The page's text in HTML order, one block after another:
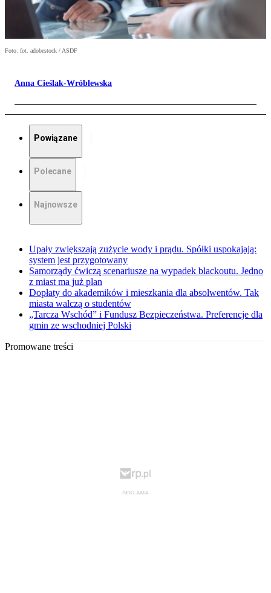
Foto: fot. adobestock / ASDF
Anna Cieślak-Wróblewska
Powiązane
Polecane
Najnowsze
Upały zwiększają zużycie wody i prądu. Spółki uspokajają:
system jest przygotowany
Samorządy ćwiczą scenariusze na wypadek blackoutu. Jedno
z miast ma już plan
Dopłaty do akademików i mieszkania dla absolwentów. Tak
miasta walczą o studentów
„Tarcza Wschód” i Fundusz Bezpieczeństwa. Preferencje dla
gmin ze wschodniej Polski
Promowane treści